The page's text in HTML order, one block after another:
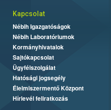
Kapcsolat
Nébih Igazgatóságok
Nébih Laboratóriumok
Kormányhivatalok
Sajtókapcsolat
Ügyfélszolgálat
Hatósági jogsegély
Élelmiszermentő Központ
Hírlevél feliratkozás